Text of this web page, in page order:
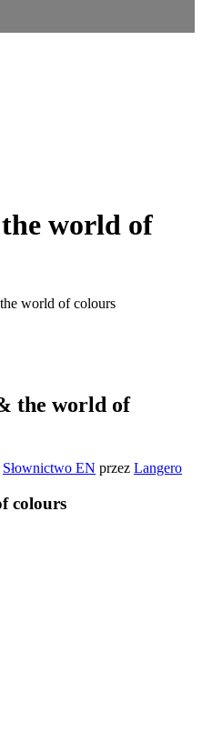
world of
world of colours
the world of
Słownictwo EN przez Langero
colours